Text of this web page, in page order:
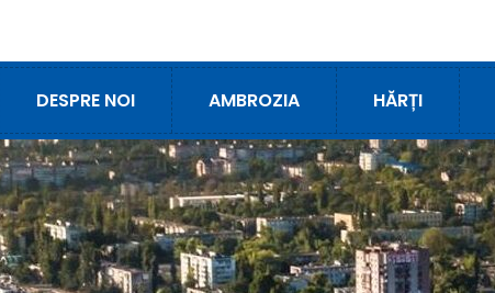
DESPRE NOI AMBROZIA HĂRȚI